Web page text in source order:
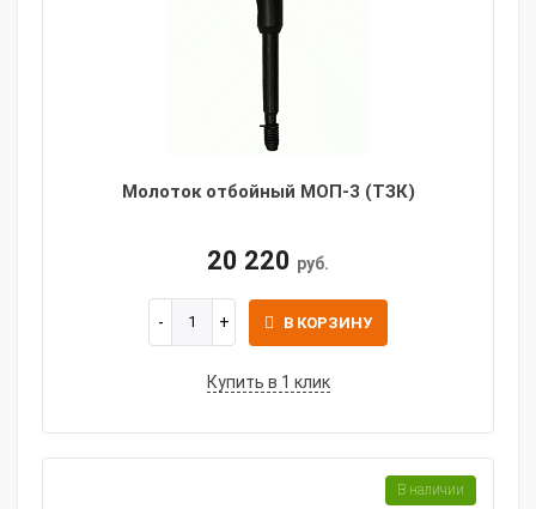
Молоток отбойный МОП-3 (ТЗК)
20 220 руб.
В КОРЗИНУ
Купить в 1 клик
В наличии